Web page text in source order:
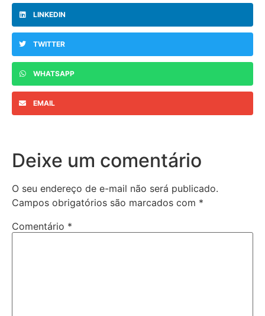
LINKEDIN
TWITTER
WHATSAPP
EMAIL
Deixe um comentário
O seu endereço de e-mail não será publicado.
Campos obrigatórios são marcados com *
Comentário *